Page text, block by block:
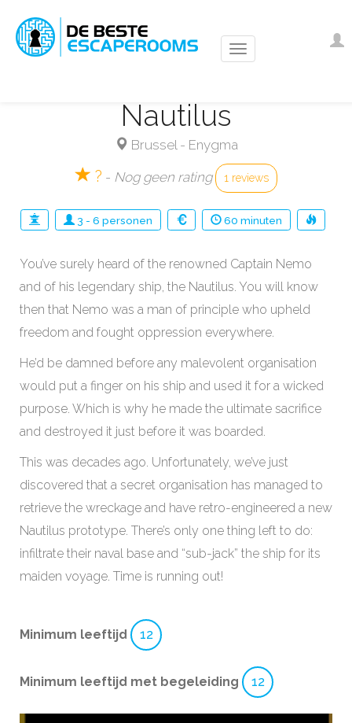
naar
Nautilus
Brussel- Enygma
? - Nog geen rating 1 reviews
3 - 6 personen 60 minuten
You’ve surely heard of the renowned Captain Nemo
and of his legendary ship, the Nautilus. You will know
then that Nemo was a man of principle who upheld
freedom and fought oppression everywhere.
He’d be damned before any malevolent organisation
would put a finger on his ship and used it for a wicked
purpose. Which is why he made the ultimate sacrifice
and destroyed it just before it was boarded.
This was decades ago. Unfortunately, we’ve just
discovered that a secret organisation has managed to
retrieve the wreckage and have retro-engineered a new
Nautilus prototype. There’s only one thing left to do:
infiltrate their naval base and “sub-jack” the ship for its
maiden voyage. Time is running out!
Minimum leeftijd 12
Minimum leeftijd met begeleiding 12